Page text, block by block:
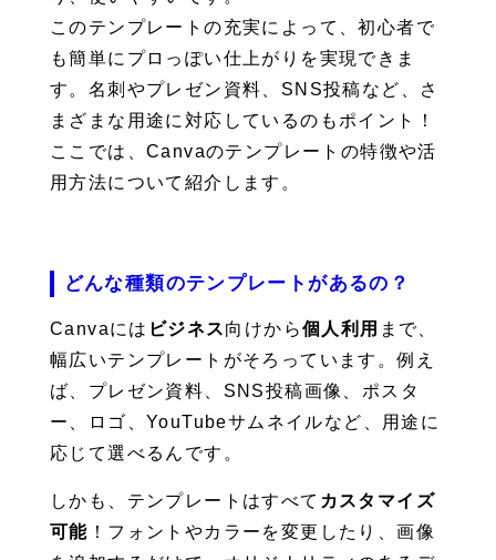
このテンプレートの充実によって、初心者で
も簡単にプロっぽい仕上がりを実現できま
す。名刺やプレゼン資料、SNS投稿など、さ
まざまな用途に対応しているのもポイント！
ここでは、Canvaのテンプレートの特徴や活
用方法について紹介します。
どんな種類のテンプレートがあるの？
Canvaには ビジネス向けから個人利用 まで、
幅広いテンプレートがそろっています。例え
ば、プレゼン資料、SNS投稿画像、ポスタ
ー、ロゴ、YouTubeサムネイルなど、用途に
応じて選べるんです。
しかも、テンプレートはすべて カスタマイズ
可能 ！フォントやカラーを変更したり、画像